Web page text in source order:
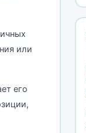
или
его